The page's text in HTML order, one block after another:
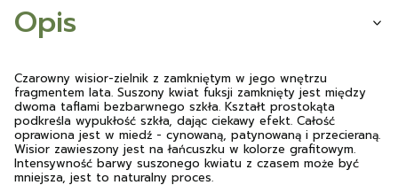
Opis
Czarowny wisior-zielnik z zamkniętym w jego wnętrzu
fragmentem lata. Suszony kwiat fuksji zamknięty jest między
dwoma taflami bezbarwnego szkła. Kształt prostokąta
podkreśla wypukłość szkła, dając ciekawy efekt. Całość
oprawiona jest w miedź - cynowaną, patynowaną i przecieraną.
Wisior zawieszony jest na łańcuszku w kolorze grafitowym.
Intensywność barwy suszonego kwiatu z czasem może być
mniejsza, jest to naturalny proces.